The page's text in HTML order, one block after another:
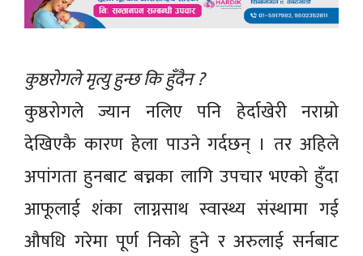
कुष्ठरोगले मृत्यु हुन्छ कि हुँदैन ?
कुष्ठरोगले ज्यान नलिए पनि हेर्दाखेरी नराम्रो
देखिएकै कारण हेला पाउने गर्दछन् । तर अहिले
अपांगता हुनबाट बच्नका लागि उपचार भएको हुँदा
आफूलाई शंका लाग्नसाथ स्वास्थ्य संस्थामा गई
औषधि गरेमा पूर्ण निको हुने र अरुलाई सर्नबाट